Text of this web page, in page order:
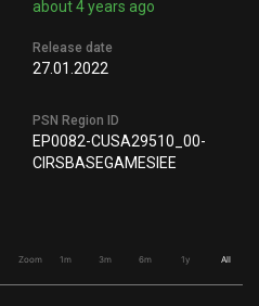
about 4 years ago
Release date
27.01.2022
PSN Region ID
EP0082-CUSA29510_00-
CIRSBASEGAMESIEE
Zoom 1m 3m 6m 1y All